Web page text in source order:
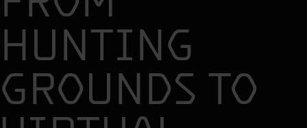
HUNTING
GROUNDS TO